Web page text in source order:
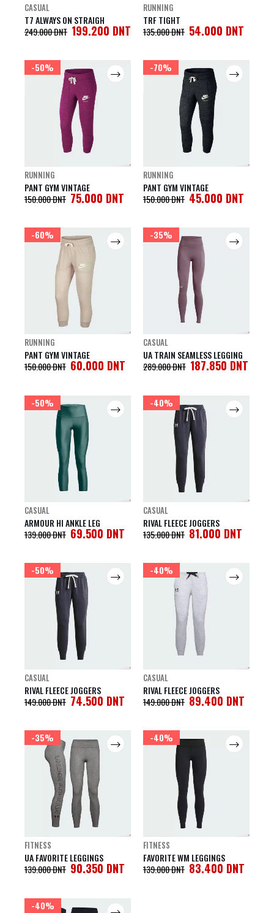
CASUAL
T7 ALWAYS ON STRAIGH
249.000DNT 199.200 DNT
RUNNING
TRF TIGHT
135.000DNT 54.000 DNT
-50%
RUNNING
PANT GYM VINTAGE
150.000DNT 75.000 DNT
-70%
RUNNING
PANT GYM VINTAGE
150.000DNT 45.000 DNT
-60%
RUNNING
PANT GYM VINTAGE
150.000DNT 60.000 DNT
-35%
CASUAL
UA TRAIN SEAMLESS LEGGING
289.000DNT 187.850 DNT
-50%
CASUAL
ARMOUR HI ANKLE LEG
139.000DNT 69.500 DNT
-40%
CASUAL
RIVAL FLEECE JOGGERS
135.000DNT 81.000 DNT
-50%
CASUAL
RIVAL FLEECE JOGGERS
149.000DNT 74.500 DNT
-40%
CASUAL
RIVAL FLEECE JOGGERS
149.000DNT 89.400 DNT
-35%
FITNESS
UA FAVORITE LEGGINGS
139.000DNT 90.350 DNT
-40%
FITNESS
FAVORITE WM LEGGINGS
139.000DNT 83.400 DNT
-40%